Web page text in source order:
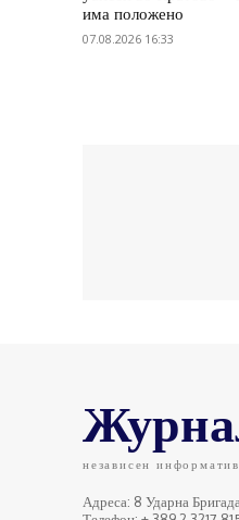
има положено
07.08.2026 16:33
независен
Адреса: 8 Ударна